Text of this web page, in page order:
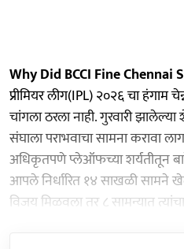
Why Did BCCI Fine Chennai
प्रीमियर लीग(IPL) २०२६ चा हंगाम
चांगला ठरला नाही. गुरवारी
संघाला पराभवाचा सामना करावा
अधिकृतपणे प्लेऑफच्या शर्यतीतून
आपले निर्धारित १४ साखळी सामने
विजय मिळवला तर ८ सामन्यात